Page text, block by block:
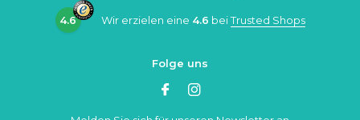
4.6 Wir erzielen eine 4.6 beiTrusted Shops
Folge uns